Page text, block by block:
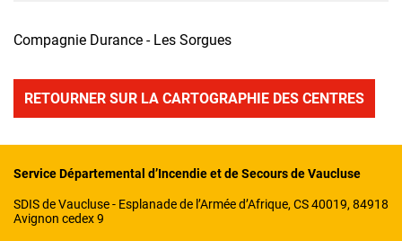
Compagnie Durance - Les Sorgues
RETOURNER SUR LA CARTOGRAPHIE DES CENTRES
Service Départemental d’Incendie et de Secours de Vaucluse
SDIS de Vaucluse - Esplanade de l’Armée d’Afrique, CS 40019, 84918
Avignon cedex 9